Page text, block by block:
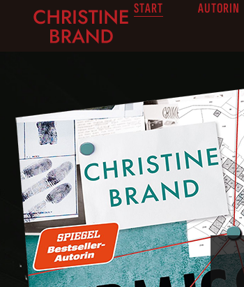
START AUTORIN